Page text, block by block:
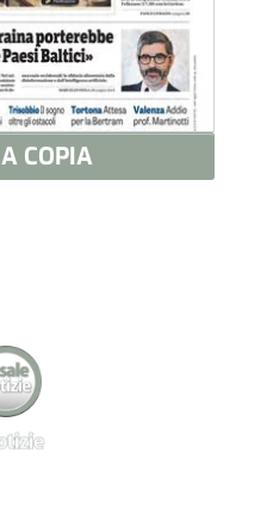
COPIA